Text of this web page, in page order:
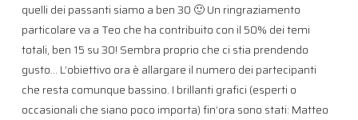
quelli dei passanti siamo a ben 30 🙂 Un ringraziamento
particolare va a Teo che ha contribuito con il 50% dei temi
totali, ben 15 su 30! Sembra proprio che ci stia prendendo
gusto… L’obiettivo ora è allargare il numero dei partecipanti
che resta comunque bassino. I brillanti grafici (esperti o
occasionali che siano poco importa) fin’ora sono stati: Matteo